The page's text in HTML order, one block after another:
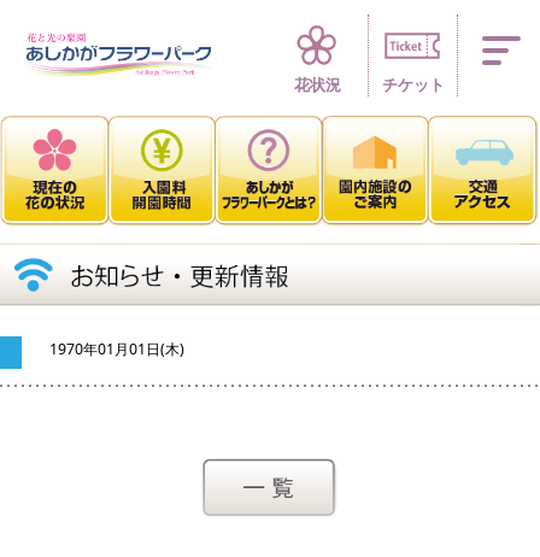
四季折々 花の
花状況 チケット
1970年01月01日(木)